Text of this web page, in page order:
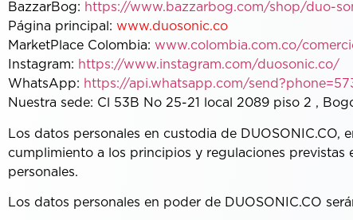
BazzarBog: https://www.bazzarbog.com/shop/duo-
Página principal: www.duosonic.co
MarketPlace Colombia: www.colombia.com.co/
Instagram: https://www.instagram.com/duosonic.co/
WhatsApp: https://api.whatsapp.com/
Nuestra sede: Cl 53B No 25-21 local 2089 piso 2 ,
Los datos personales en custodia de
cumplimiento a los principios y regulaciones
personales.
Los datos personales en poder de DUOSONIC.CO